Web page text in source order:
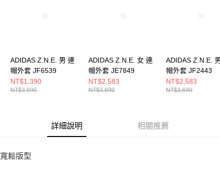
ADIDAS Z.N.E. 男 連
帽外套 JF6539
NT$1,390
NT$3,690
ADIDAS Z.N.E. 女 連
帽外套 JE7849
NT$2,583
NT$3,690
ADIDAS Z.N.E.
帽外套 JF2443
NT$2,583
NT$3,690
詳細說明 相關推薦
寬鬆版型